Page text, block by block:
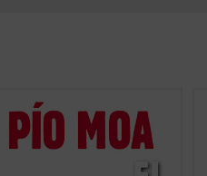
¿Llegó la Guerra Civil española
por una amenaza fascista a la que
se vio obligada a resistir la